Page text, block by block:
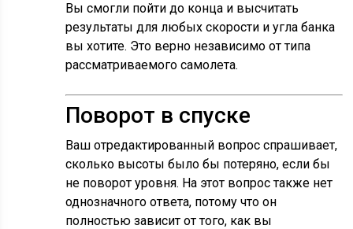
Вы смогли пойти до конца и высчитать
результаты для любых скорости и угла банка
вы хотите. Это верно независимо от типа
рассматриваемого самолета.
Поворот в спуске
Ваш отредактированный вопрос спрашивает,
сколько высоты было бы потеряно, если бы
не поворот уровня. На этот вопрос также нет
однозначного ответа, потому что он
полностью зависит от того, как вы